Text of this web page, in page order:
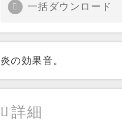
一括ダウンロード
炎の効果音。
詳細